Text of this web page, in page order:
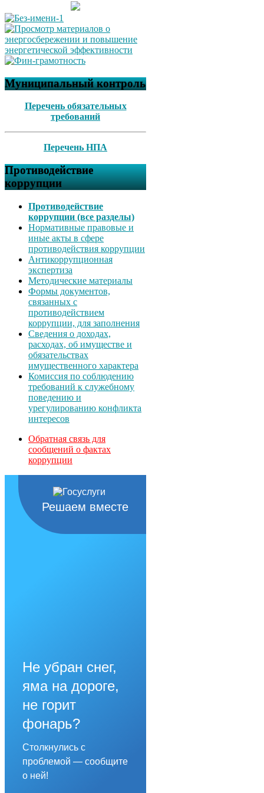
Муниципальный контроль
Перечень обязательных
требований
Перечень НПА
Противодействие
коррупции
Противодействие
коррупции (все разделы)
Нормативные правовые и
иные акты в сфере
противодействия коррупции
Антикоррупционная
экспертиза
Методические материалы
Формы документов,
связанных с
противодействием
коррупции, для заполнения
Сведения о доходах,
расходах, об имуществе и
обязательствах
имущественного характера
Комиссия по соблюдению
требований к служебному
поведению и
урегулированию конфликта
интересов
Обратная связь для
сообщений о фактах
коррупции
Решаем вместе
Не убран снег,
яма на дороге,
не горит
фонарь?
Столкнулись с
проблемой — сообщите
о ней!